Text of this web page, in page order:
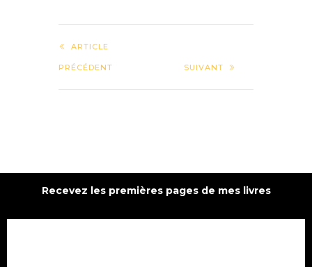
ARTICLE
PRÉCÉDENT SUIVANT
Recevez les premières pages de mes livres